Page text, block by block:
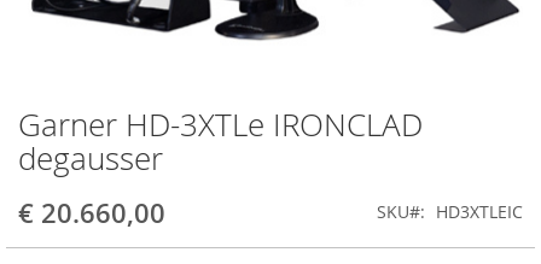
Garner HD-3XTLe IRONCLAD
degausser
€ 20.660,00 SKU HD3XTLEIC
Ga
naar
het
van